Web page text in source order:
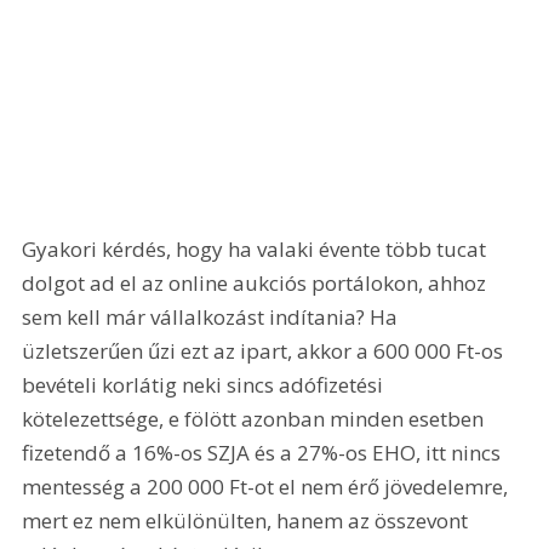
Gyakori kérdés, hogy ha valaki évente több tucat
dolgot ad el az online aukciós portálokon, ahhoz
sem kell már vállalkozást indítania? Ha
üzletszerűen űzi ezt az ipart, akkor a 600 000 Ft-os
bevételi korlátig neki sincs adófizetési
kötelezettsége, e fölött azonban minden esetben
fizetendő a 16%-os SZJA és a 27%-os EHO, itt nincs
mentesség a 200 000 Ft-ot el nem érő jövedelemre,
mert ez nem elkülönülten, hanem az összevont